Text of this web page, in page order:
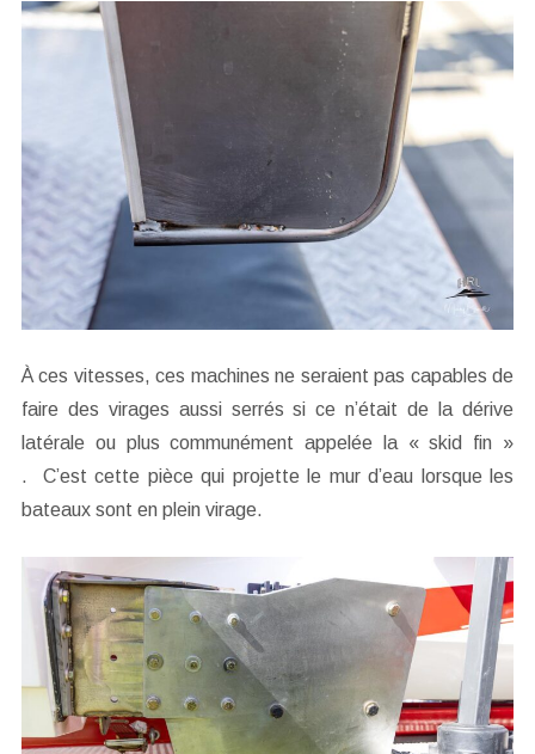
À ces vitesses, ces machines ne seraient pas capables de
faire des virages aussi serrés si ce n’était de la dérive
latérale ou plus communément appelée la « skid fin »
. C’est cette pièce qui projette le mur d’eau lorsque les
bateaux sont en plein virage.